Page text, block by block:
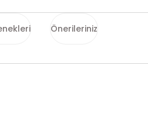
Önerileriniz